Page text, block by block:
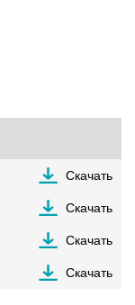
Скачать
Скачать
Скачать
Скачать